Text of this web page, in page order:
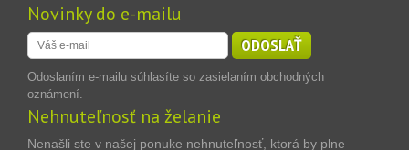
Novinky do e-mailu
ODOSLAŤ
Odoslaním e-mailu súhlasíte so zasielaním obchodných
oznámení.
Nehnuteľnosť na želanie
Nenašli ste v našej ponuke nehnuteľnosť, ktorá by plne